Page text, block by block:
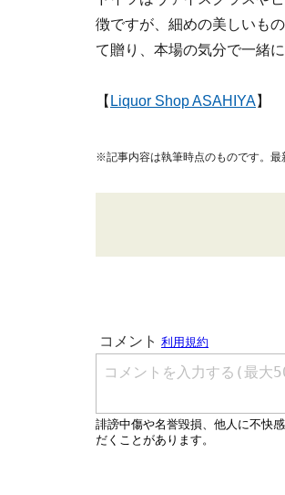
徴ですが、細めの美しいも
て贈り、本場の気分で一緒
【 Liquor Shop ASAHIYA】
※記事内容は執筆時点のものです。最